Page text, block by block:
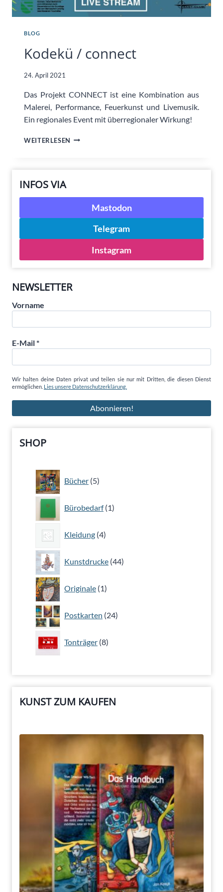
BLOG
Kodekü / connect
24. April 2021
Das Projekt CONNECT ist eine Kombination aus
Malerei, Performance, Feuerkunst und Livemusik.
Ein regionales Event mit überregionaler Wirkung!
WEITERLESEN KODEKÜ
INFOS VIA
Mastodon
Telegram
Instagram
NEWSLETTER
Vorname
E-Mail*
Wir halten deine Daten privat und teilen sie nur mit Dritten, die diesen Dienst
ermöglichen. Lies unsere Datenschutzerklärung.
SHOP
Bücher 5
Produkte
Bürobedarf 1
Produkt
Kleidung 4
Produkte
Kunstdrucke 44
Produkte
Originale 1
Produkt
Postkarten 24
Produkte
Tonträger 8
Produkte
KUNST ZUM KAUFEN